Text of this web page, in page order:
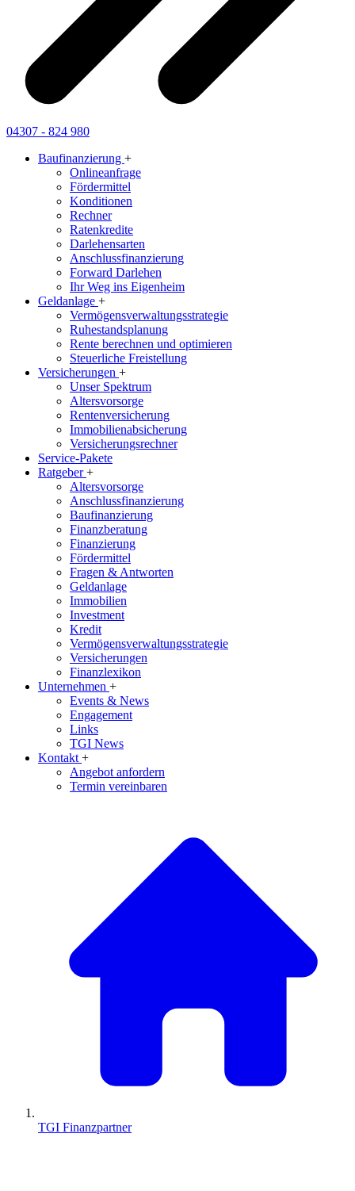
04307 - 824 980
Baufinanzierung +
Onlineanfrage
Fördermittel
Konditionen
Rechner
Ratenkredite
Darlehensarten
Anschlussfinanzierung
Forward Darlehen
Ihr Weg ins Eigenheim
Geldanlage +
Vermögensverwaltungsstrategie
Ruhestandsplanung
Rente berechnen und optimieren
Steuerliche Freistellung
Versicherungen +
Unser Spektrum
Altersvorsorge
Rentenversicherung
Immobilienabsicherung
Versicherungsrechner
Service-Pakete
Ratgeber+
Altersvorsorge
Anschlussfinanzierung
Baufinanzierung
Finanzberatung
Finanzierung
Fördermittel
Fragen & Antworten
Geldanlage
Immobilien
Investment
Kredit
Vermögensverwaltungsstrategie
Versicherungen
Finanzlexikon
Unternehmen +
Events & News
Engagement
Links
TGI News
Kontakt +
Angebot anfordern
Termin vereinbaren
TGI Finanzpartner